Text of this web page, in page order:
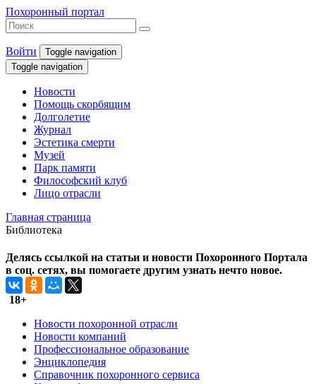
Похоронный портал
Войти
Toggle navigation
Toggle navigation
Новости
Помощь скорбящим
Долголетие
Журнал
Эстетика смерти
Музей
Парк памяти
Философский клуб
Лицо отрасли
Главная страница
Библиотека
Делясь ссылкой на статьи и новости Похоронного Портала
в соц. сетях, вы помогаете другим узнать нечто новое.
18+
Новости похоронной отрасли
Новости компаний
Профессиональное образование
Энциклопедия
Справочник похоронного сервиса